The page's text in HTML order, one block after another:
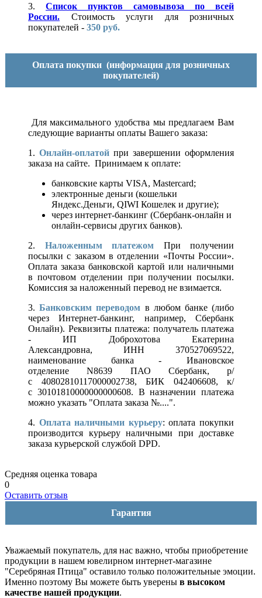
3. Список пунктов самовывоза по всей
России.
Стоимость услуги для розничных
покупателей - 350 руб.
Оплата покупки (информация для розничных
покупателей)
Для максимального удобства мы предлагаем Вам
следующие варианты оплаты Вашего заказа:
1. Онлайн-оплатой при завершении оформления
заказа на сайте. Принимаем к оплате:
банковские карты VISA, Mastercard;
электронные деньги (кошельки
Яндекс.Деньги, QIWI Кошелек и другие);
через интернет-банкинг (Сбербанк-онлайн и
онлайн-сервисы других банков).
2. Наложенным платежом При получении
посылки с заказом в отделении «Почты России».
Оплата заказа банковской картой или наличными
в почтовом отделении при получении посылки.
Комиссия за наложенный перевод не взимается.
3.Банковским переводом в любом банке (либо
через Интернет-банкинг, например, Сбербанк
Онлайн). Реквизиты платежа: получатель платежа
- ИП Доброхотова Екатерина
Александровна, ИНН 370527069522,
наименование банка - Ивановское
отделение N8639 ПАО Сбербанк, р/
с 40802810117000002738, БИК 042406608, к/
с 30101810000000000608. В назначении платежа
можно указать "Оплата заказа №....".
4. Оплата наличными курьеру: оплата покупки
производится курьеру наличными при доставке
заказа курьерской службой DPD.
Средняя оценка товара
0
Оставить отзыв
Гарантия
Уважаемый покупатель, для нас важно, чтобы приобретение
продукции в нашем ювелирном интернет-магазине
"Серебряная Птица" оставило только положительные эмоции.
Именно поэтому Вы можете быть уверены в высоком
качестве нашей продукции.